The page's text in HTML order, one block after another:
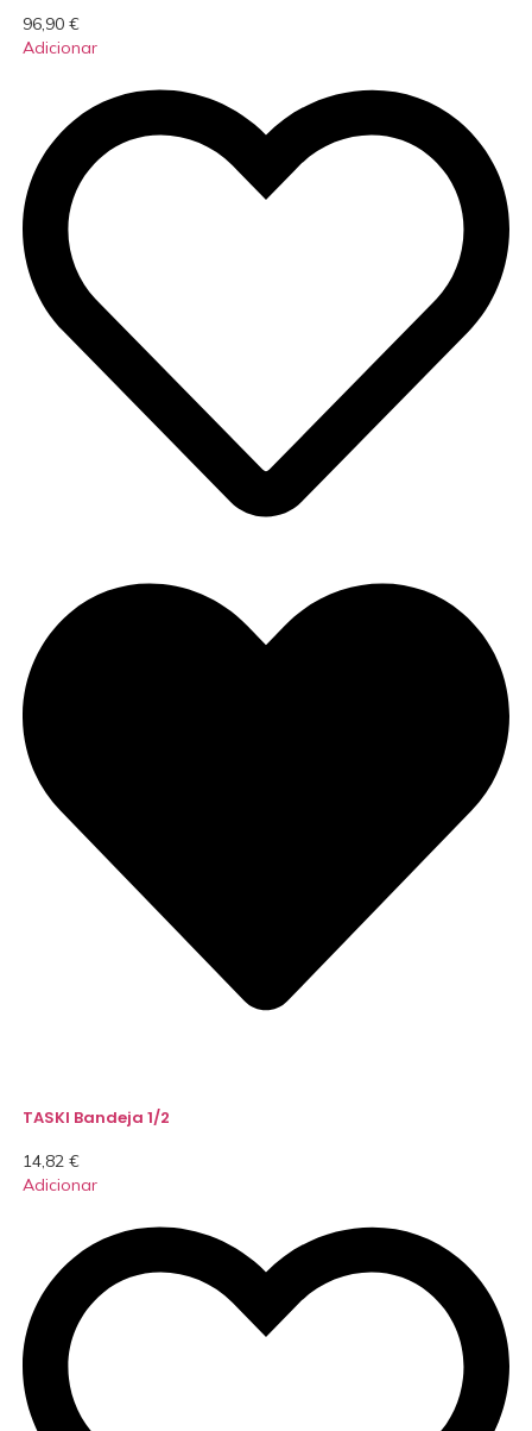
96,90 €
Adicionar
TASKI Bandeja 1/2
14,82 €
Adicionar